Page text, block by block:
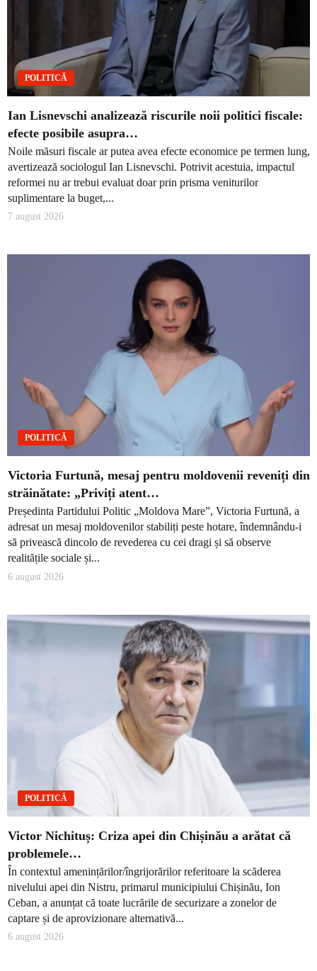
POLITICĂ
Ian Lisnevschi analizează riscurile noii politici fiscale:
efecte posibile asupra…
Noile măsuri fiscale ar putea avea efecte economice pe termen lung,
avertizează sociologul Ian Lisnevschi. Potrivit acestuia, impactul
reformei nu ar trebui evaluat doar prin prisma veniturilor
suplimentare la buget,...
7 august 2026
POLITICĂ
Victoria Furtună, mesaj pentru moldovenii reveniți din
străinătate: „Priviți atent…
Președinta Partidului Politic „Moldova Mare”, Victoria Furtună, a
adresat un mesaj moldovenilor stabiliți peste hotare, îndemnându-i
să privească dincolo de revederea cu cei dragi și să observe
realitățile sociale și...
6 august 2026
POLITICĂ
Victor Nichituș: Criza apei din Chișinău a arătat că
problemele…
În contextul amenințărilor/îngrijorărilor referitoare la scăderea
nivelului apei din Nistru, primarul municipiului Chișinău, Ion
Ceban, a anunțat că toate lucrările de securizare a zonelor de
captare și de aprovizionare alternativă...
6 august 2026